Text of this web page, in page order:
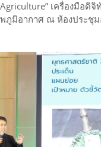
เครื่องมือดิ
ภูมิอากาศ ณ ห้องประชุ